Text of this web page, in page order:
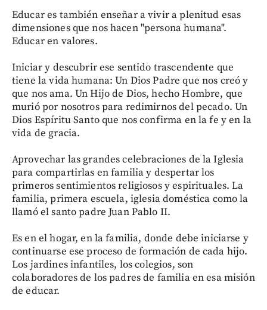
Educar es también enseñar a vivir a plenitud esas
dimensiones que nos hacen "persona humana".
Educar en valores.
Iniciar y descubrir ese sentido trascendente que
tiene la vida humana: Un Dios Padre que nos creó y
que nos ama. Un Hijo de Dios, hecho Hombre, que
murió por nosotros para redimirnos del pecado. Un
Dios Espíritu Santo que nos confirma en la fe y en la
vida de gracia.
Aprovechar las grandes celebraciones de la Iglesia
para compartirlas en familia y despertar los
primeros sentimientos religiosos y espirituales. La
familia, primera escuela, iglesia doméstica como la
llamó el santo padre Juan Pablo II.
Es en el hogar, en la familia, donde debe iniciarse y
continuarse ese proceso de formación de cada hijo.
Los jardines infantiles, los colegios, son
colaboradores de los padres de familia en esa misión
de educar.